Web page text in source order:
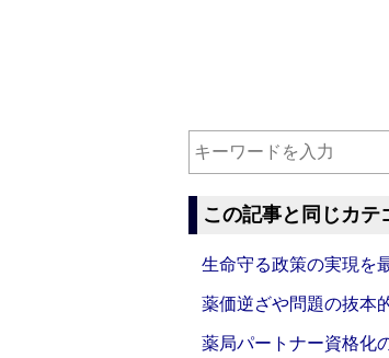
この記事と同じカテ
生命守る政策の実現を
薬価逆ざや問題の抜本
薬局パートナー資格化